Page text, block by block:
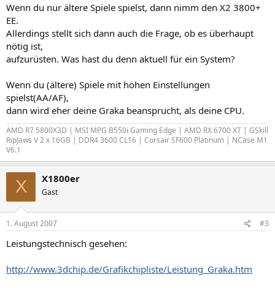
Wenn du nur ältere Spiele spielst, dann nimm den X2 3800+
EE.
Allerdings stellt sich dann auch die Frage, ob es überhaupt
nötig ist,
aufzurüsten. Was hast du denn aktuell für ein System?
Wenn du (ältere) Spiele mit hohen Einstellungen
spielst(AA/AF),
dann wird eher deine Graka beansprucht, als deine CPU.
AMD R7 5800X3D | MSI MPG B550i Gaming Edge | AMD RX 6700 XT | GSkill
RipJaws V 2 x 16GB | DDR4 3600 CL16 | Corsair SF600 Platinum | NCase M1
V6.1
X X1800er
Gast
1. August 2007 #3
Leistungstechnisch gesehen:
http://www.3dchip.de/Grafikchipliste/Leistung_Graka.htm